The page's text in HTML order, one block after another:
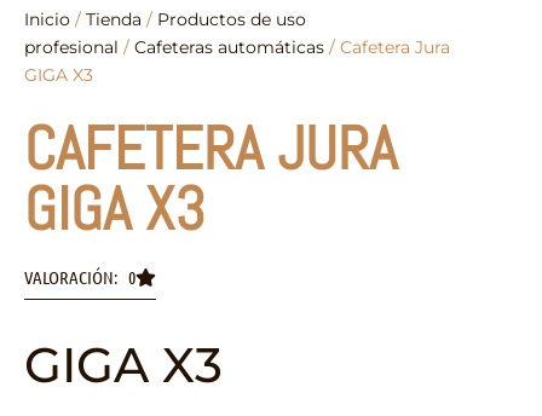
Inicio / Tienda / Productos de uso
profesional / Cafeteras automáticas / Cafetera Jura
GIGA X3
CAFETERA JURA
GIGA X3
VALORACIÓN: 0
GIGA X3